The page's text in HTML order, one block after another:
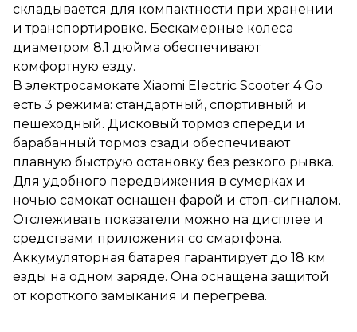
барабанный тормоз сзади
обеспечивают плавную
быструю остановку без
резкого рывка. Для удобного
передвижения в сумерках и
ночью самокат оснащен
фарой и стоп-сигналом.
Отслеживать показатели
можно на дисплее и
средствами приложения со
смартфона. Аккумуляторная
батарея гарантирует до 18 км
езды на одном заряде. Она
оснащена защитой от
короткого замыкания и
складывается для компактности при хранении
и транспортировке. Бескамерные колеса
диаметром 8.1 дюйма обеспечивают
комфортную езду.
В электросамокате Xiaomi Electric Scooter 4 Go
есть 3 режима: стандартный, спортивный и
пешеходный. Дисковый тормоз спереди и
барабанный тормоз сзади обеспечивают
плавную быструю остановку без резкого рывка.
Для удобного передвижения в сумерках и
ночью самокат оснащен фарой и стоп-сигналом.
Отслеживать показатели можно на дисплее и
средствами приложения со смартфона.
Аккумуляторная батарея гарантирует до 18 км
езды на одном заряде. Она оснащена защитой
от короткого замыкания и перегрева.